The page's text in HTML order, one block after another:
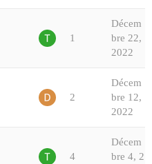
1
Décem
bre 22,
2022
2
Décem
bre 12,
2022
4
Décem
bre 4, 2